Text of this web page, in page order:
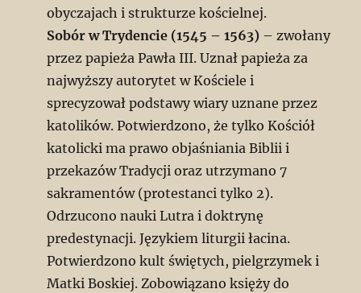
obyczajach i strukturze kościelnej.
Sobór w Trydencie (1545 – 1563) – zwołany
przez papieża Pawła III. Uznał papieża za
najwyższy autorytet w Kościele i
sprecyzował podstawy wiary uznane przez
katolików. Potwierdzono, że tylko Kościół
katolicki ma prawo objaśniania Biblii i
przekazów Tradycji oraz utrzymano 7
sakramentów (protestanci tylko 2).
Odrzucono nauki Lutra i doktrynę
predestynacji. Językiem liturgii łacina.
Potwierdzono kult świętych, pielgrzymek i
Matki Boskiej. Zobowiązano księży do